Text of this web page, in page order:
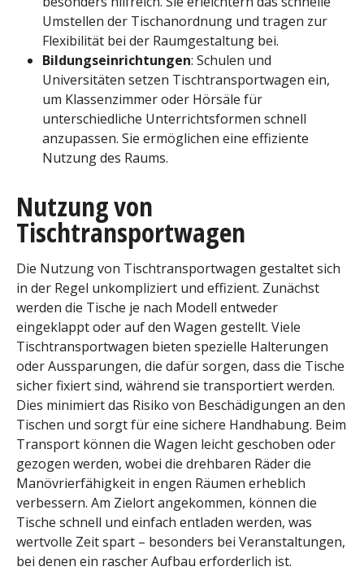
Umstellen der Tischanordnung und tragen zur
Flexibilität bei der Raumgestaltung bei.
Bildungseinrichtungen: Schulen und
Universitäten setzen Tischtransportwagen ein,
um Klassenzimmer oder Hörsäle für
unterschiedliche Unterrichtsformen schnell
anzupassen. Sie ermöglichen eine effiziente
Nutzung des Raums.
Nutzung von
Tischtransportwagen
Die Nutzung von Tischtransportwagen gestaltet sich
in der Regel unkompliziert und effizient. Zunächst
werden die Tische je nach Modell entweder
eingeklappt oder auf den Wagen gestellt. Viele
Tischtransportwagen bieten spezielle Halterungen
oder Aussparungen, die dafür sorgen, dass die Tische
sicher fixiert sind, während sie transportiert werden.
Dies minimiert das Risiko von Beschädigungen an den
Tischen und sorgt für eine sichere Handhabung. Beim
Transport können die Wagen leicht geschoben oder
gezogen werden, wobei die drehbaren Räder die
Manövrierfähigkeit in engen Räumen erheblich
verbessern. Am Zielort angekommen, können die
Tische schnell und einfach entladen werden, was
wertvolle Zeit spart – besonders bei Veranstaltungen,
bei denen ein rascher Aufbau erforderlich ist.